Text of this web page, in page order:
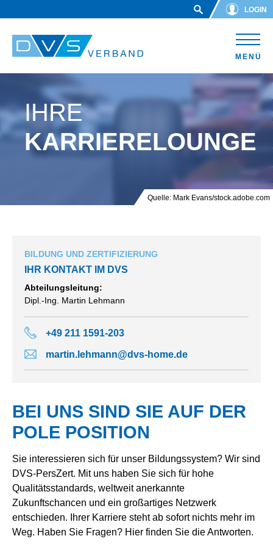
LOGIN
MENÜ
Quelle: Mark Evans/stock.adobe.com
IHRE
KARRIERELOUNGE
BEI UNS SIND SIE AUF DER
POLE POSITION
Sie interessieren sich für unser Bildungssystem? Wir sind
DVS-PersZert. Mit uns haben Sie sich für hohe
Qualitätsstandards, weltweit anerkannte
Zukunftschancen und ein großartiges Netzwerk
entschieden. Ihrer Karriere steht ab sofort nichts mehr im
Weg. Haben Sie Fragen? Hier finden Sie die Antworten.
BILDUNG UND ZERTIFIZIERUNG
IHR KONTAKT IM DVS
Abteilungsleitung:
Dipl.-Ing. Martin Lehmann
+49 211 1591-203
martin.lehmann@dvs-home.de